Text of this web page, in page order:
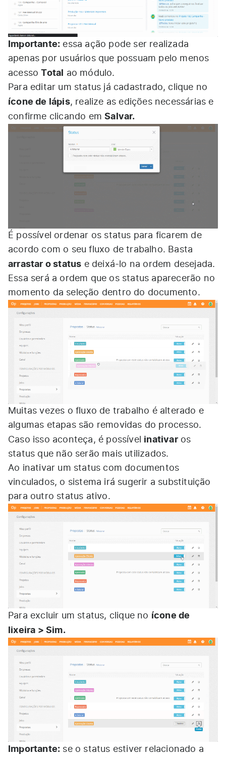
Importante: essa ação pode ser realizada
apenas por usuários que possuam pelo menos
acesso Total ao módulo.
Para editar um status já cadastrado, clique no
ícone de lápis, realize as edições necessárias e
confirme clicando emSalvar.
É possível ordenar os status para ficarem de
acordo com o seu fluxo de trabalho. Basta
arrastar o status e deixá-lo na ordem desejada.
Essa será a ordem que os status aparecerão no
momento da seleção dentro do documento.
Muitas vezes o fluxo de trabalho é alterado e
algumas etapas são removidas do processo.
Caso isso aconteça, é possível inativaros
status que não serão mais utilizados.
Ao inativar um status com documentos
vinculados, o sistema irá sugerir a substituição
para outro status ativo.
Para excluir um status, clique no ícone de
lixeira > Sim.
Importante: se o status estiver relacionado a